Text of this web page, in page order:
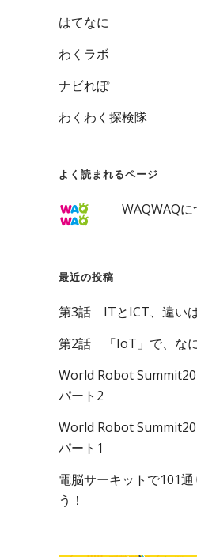
で
開
ま
す)
き
ま
はてなに
わくラボ
ナビれぽ
わくわく探検隊
よく読まれるページ
WAQWAQに
最近の投稿
第3話 ITとICT、違い
第2話 「IoT」で、な
World Robot
パート2
World Robot
パート1
電脳サーキットで101
う！